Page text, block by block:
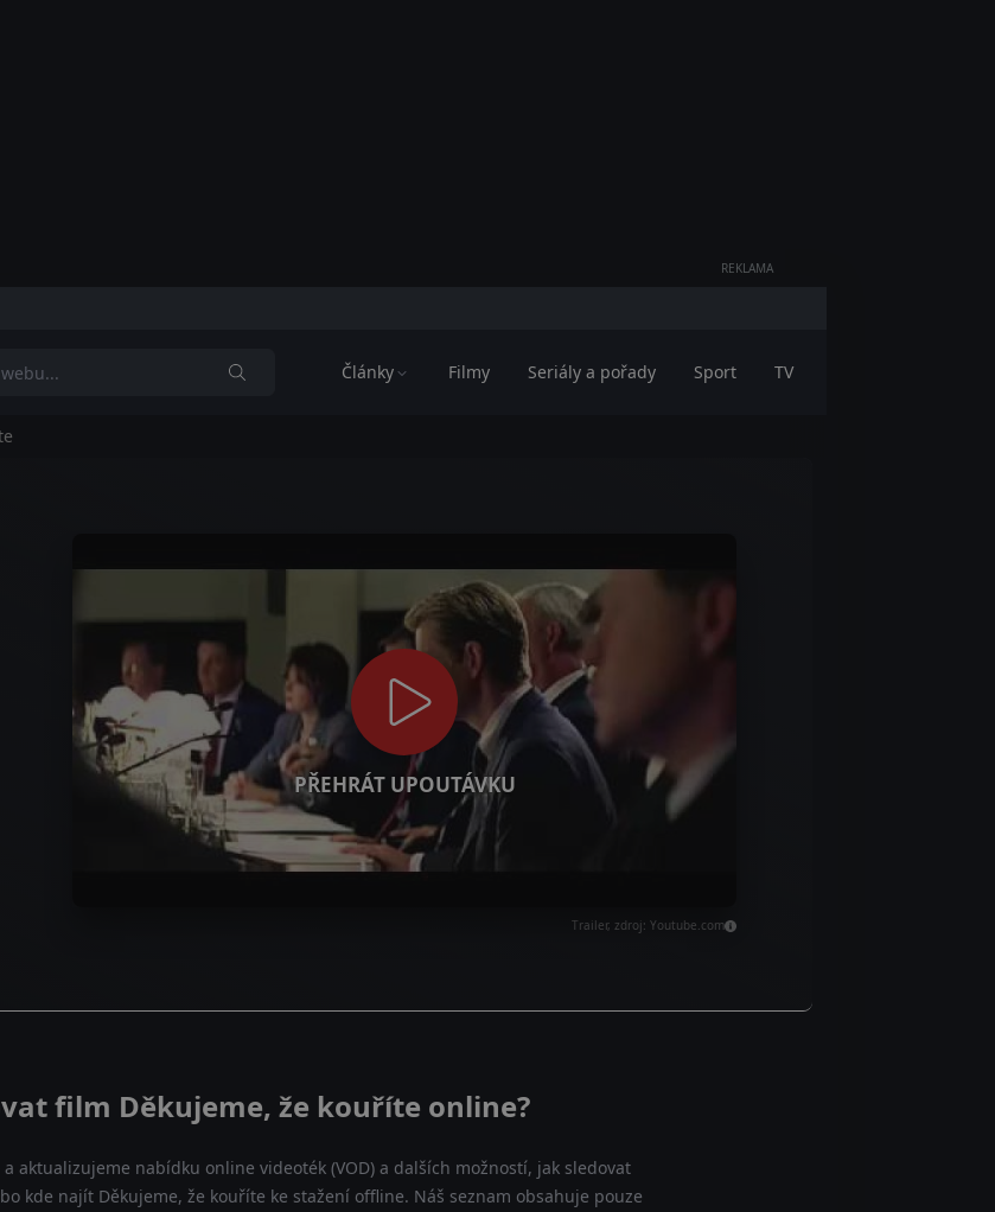
REKLAMA
Články Filmy Seriály a pořady Sport TV
PŘEHRÁT UPOUTÁVKU
Trailer, zdroj: Youtube.com
film Děkujeme, že kouříte online?
aktualizujeme nabídku online videoték (VOD) a dalších možností, jak sledovat
kde najít Děkujeme, že kouříte ke stažení offline. Náš seznam obsahuje pouze